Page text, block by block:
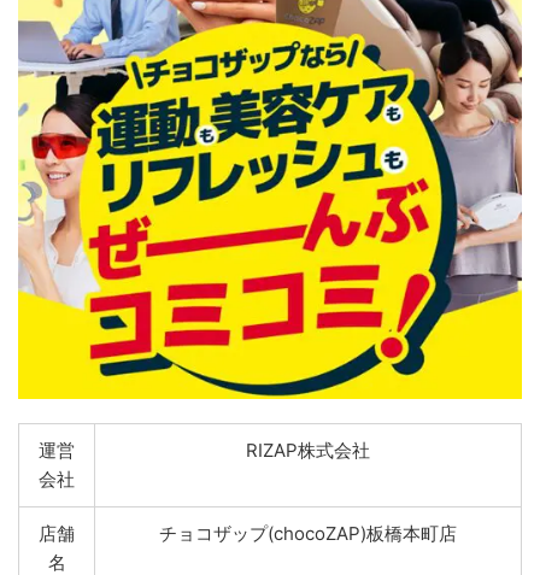
運営
会社
RIZAP株式会社
店舗
名
チョコザップ(chocoZAP)板橋本町店